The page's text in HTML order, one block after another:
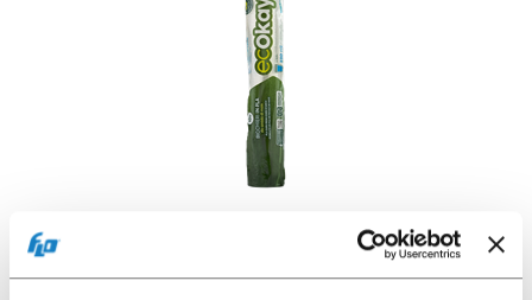
Télécharger la photo